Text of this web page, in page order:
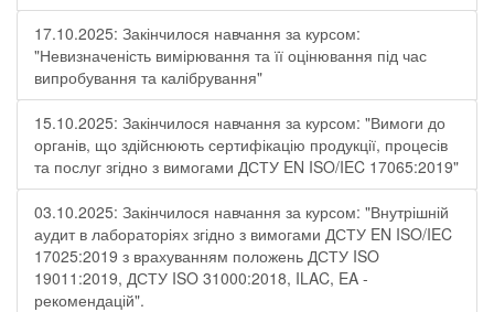
17.10.2025: Закінчилося навчання за курсом:
"Невизначеність вимірювання та її оцінювання під час
випробування та калібрування"
15.10.2025: Закінчилося навчання за курсом: "Вимоги до
органів, що здійснюють сертифікацію продукції, процесів
та послуг згідно з вимогами ДСТУ EN ISO/IEC 17065:2019"
03.10.2025: Закінчилося навчання за курсом: "Внутрішній
аудит в лабораторіях згідно з вимогами ДСТУ EN ISO/IEC
17025:2019 з врахуванням положень ДСТУ ISO
19011:2019, ДСТУ ISO 31000:2018, ILAC, EA -
рекомендацій".